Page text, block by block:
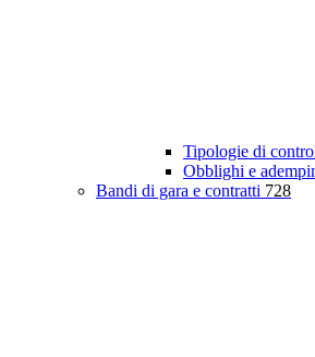
Tipologie di
Obblighi e
Bandi di gara e contratti 728